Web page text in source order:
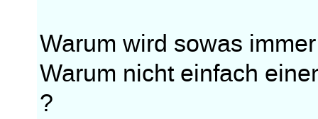
Warum wird sowas
Warum nicht einfach
?